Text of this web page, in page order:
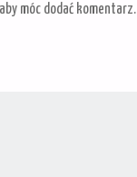
móc dodać komentarz.